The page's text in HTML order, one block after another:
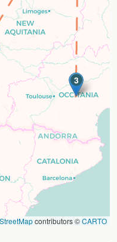
3
contributors ©CARTO